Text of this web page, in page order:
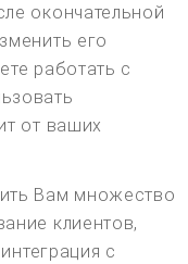
окончательной
его
работать с
от ваших
Вам множество
клиентов,
с